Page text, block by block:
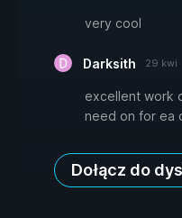
very cool
Darksith 29 kwi
excellent work
need on for ea
Dołącz do